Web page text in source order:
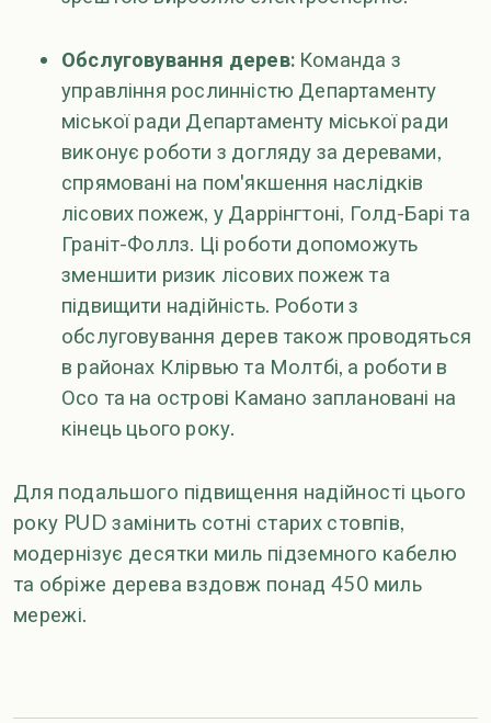
Обслуговування дерев:Команда з
управління рослинністю Департаменту
міської ради Департаменту міської ради
виконує роботи з догляду за деревами,
спрямовані на пом'якшення наслідків
лісових пожеж, у Даррінгтоні, Голд-Барі та
Граніт-Фоллз. Ці роботи допоможуть
зменшити ризик лісових пожеж та
підвищити надійність. Роботи з
обслуговування дерев також проводяться
в районах Клірвью та Молтбі, а роботи в
Осо та на острові Камано заплановані на
кінець цього року.
Для подальшого підвищення надійності цього
року PUD замінить сотні старих стовпів,
модернізує десятки миль підземного кабелю
та обріже дерева вздовж понад 450 миль
мережі.